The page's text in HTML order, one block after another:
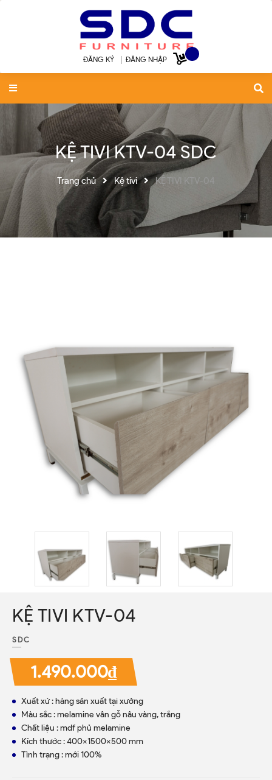
ĐĂNG KÝ ĐĂNG NHẬP
KỆ TIVI KTV-04 SDC
Trang chủ Kệ tivi KỆ TIVI KTV-04
KỆ TIVI KTV-04
SDC
1.490.000₫
Xuất xứ : hàng sản xuất tại xưởng
Màu sắc : melamine vân gỗ nâu vàng, trắng
Chất liệu : mdf phủ melamine
Kích thước : 400x1500x500 mm
Tình trạng : mới 100%